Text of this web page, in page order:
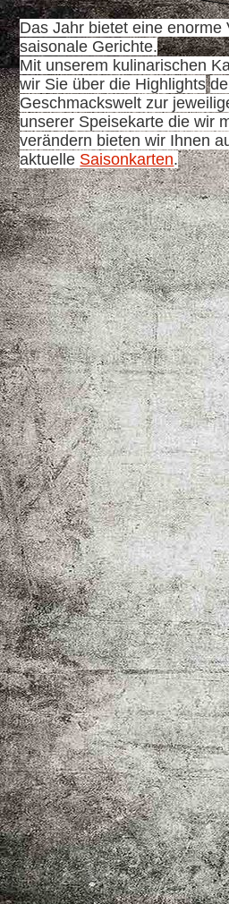
Das Jahr bietet eine enorme
saisonale Gerichte.
Mit unserem kulinarischen
wir Sie über die Highlights
Geschmackswelt zur
unserer Speisekarte die wir
verändern bieten wir Ihnen
aktuelle Saisonkarten.
Matjes